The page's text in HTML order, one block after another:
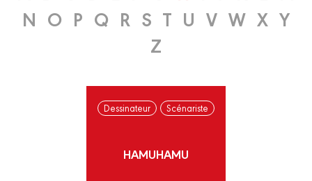
N O P Q R S T U V W X Y
Z
Dessinateur Scénariste
HAMUHAMU